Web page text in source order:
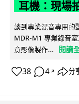
耳機：現場
談到專業混音專用的
MDR-M1 專業錄音
意影像製作...
閱讀
38 4 ↗ 分